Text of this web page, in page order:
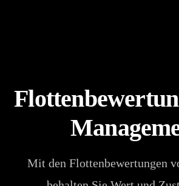
Mit den Flottenbewertungen